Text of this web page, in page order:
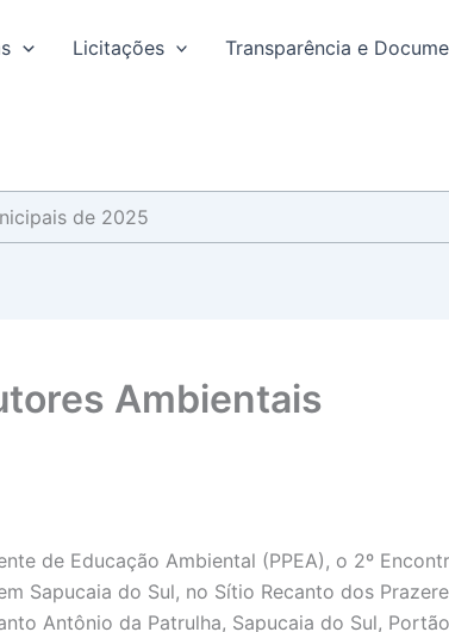
Licitações Transparência e
de 2025
Ambientais
de Educação Ambiental (PPEA), o 2º
Sapucaia do Sul, no Sítio Recanto dos
Antônio da Patrulha, Sapucaia do Sul,